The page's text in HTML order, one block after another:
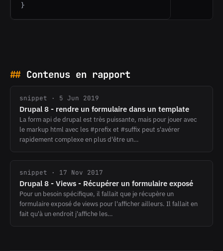
}
Contenus en rapport
snippet · 5 Jun 2019
Drupal 8 - rendre un formulaire dans un template
La form api de drupal est très puissante, mais pour jouer avec
le markup html avec les #prefix et #suffix peut s'avérer
rapidement complexe en plus d'être un…
snippet · 17 Nov 2017
Drupal 8 - Views - Récupérer un formulaire exposé
Pour un besoin spécifique, il fallait que je récupère un
formulaire exposé de views pour l'afficher ailleurs. Il fallait en
fait qu'à un endroit j'affiche les…